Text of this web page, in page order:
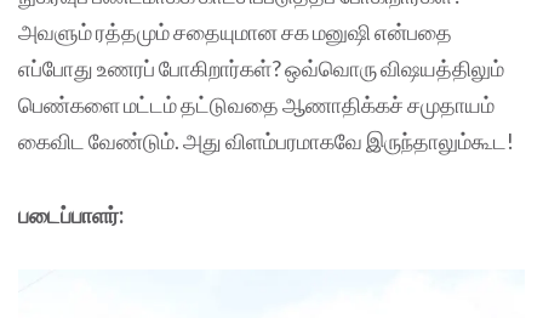
அவளும் ரத்தமும் சதையுமான சக மனுஷி என்பதை
எப்போது உணரப் போகிறார்கள்? ஒவ்வொரு விஷயத்திலும்
பெண்களை மட்டம் தட்டுவதை ஆணாதிக்கச் சமுதாயம்
கைவிட வேண்டும். அது விளம்பரமாகவே இருந்தாலும்கூட!
படைப்பாளர்: